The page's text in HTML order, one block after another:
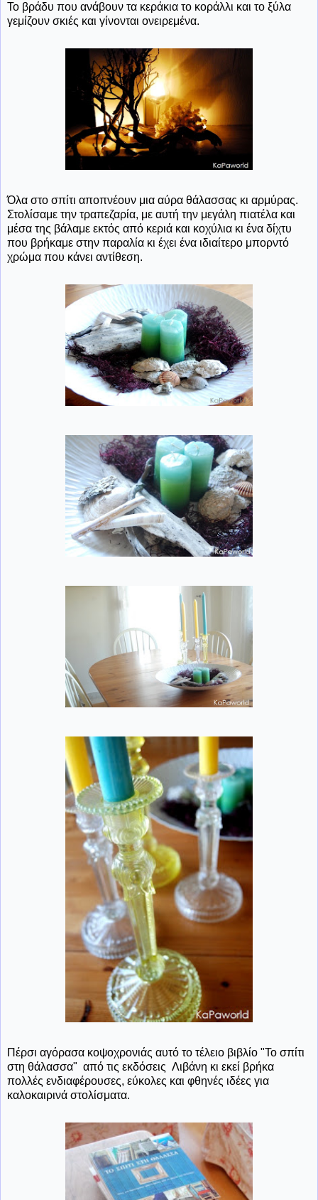
Το βράδυ που ανάβουν τα κεράκια το κοράλλι και το ξύλα
γεμίζουν σκιές και γίνονται ονειρεμένα.
Όλα στο σπίτι αποπνέουν μια αύρα θάλασσας κι αρμύρας.
Στολίσαμε την τραπεζαρία, με αυτή την μεγάλη πιατέλα και
μέσα της βάλαμε εκτός από κεριά και κοχύλια κι ένα δίχτυ
που βρήκαμε στην παραλία κι έχει ένα ιδιαίτερο μπορντό
χρώμα που κάνει αντίθεση.
Πέρσι αγόρασα κοψοχρονιάς αυτό το τέλειο βιβλίο "Το σπίτι
στη θάλασσα" από τις εκδόσεις Λιβάνη κι εκεί βρήκα
πολλές ενδιαφέρουσες, εύκολες και φθηνές ιδέες για
καλοκαιρινά στολίσματα.